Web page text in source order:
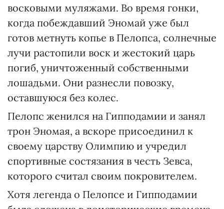
восковыми муляжами. Во время гонки,
когда побеждавший Эномай уже был
готов метнуть копье в Пелопса, солнечные
лучи растопили воск и жестокий царь
погиб, уничтоженный собственными
лошадьми. Они разнесли повозку,
оставшуюся без колес.
Пелопс женился на Гипподамии и занял
трон Эномая, а вскоре присоединил к
своему царству Олимпию и учредил
спортивные состязания в честь Зевса,
которого считал своим покровителем.
Хотя легенда о Пелопсе и Гипподамии